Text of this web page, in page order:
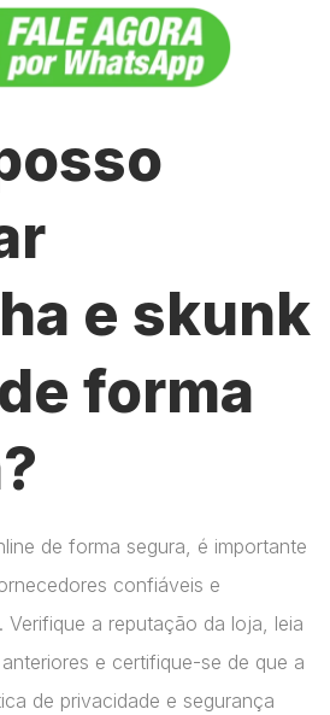
e skunk
forma
de forma segura, é importante
confiáveis e
a reputação da loja, leia
e certifique-se de que a
de privacidade e segurança